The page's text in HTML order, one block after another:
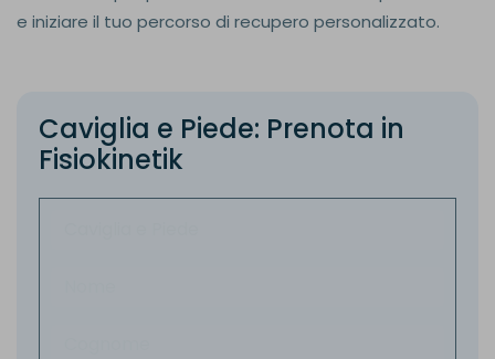
e iniziare il tuo percorso di recupero personalizzato.
Caviglia e Piede: Prenota in
Fisiokinetik